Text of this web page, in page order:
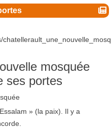
mosquée
ses portes
» (la paix). Il y a